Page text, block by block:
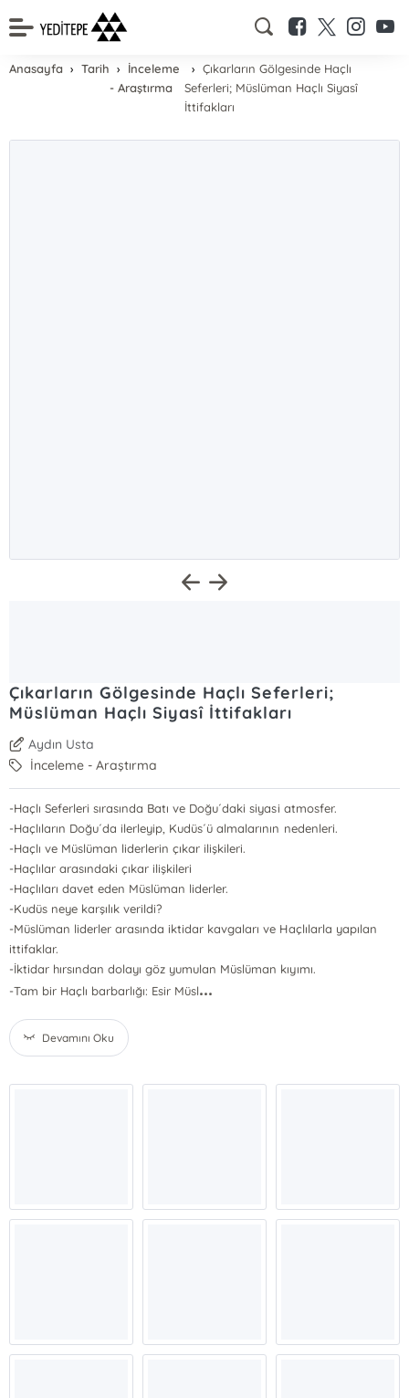
Anasayfa Tarih
İnceleme
- Araştırma
Çıkarların Gölgesinde Haçlı
Seferleri; Müslüman Haçlı Siyasî
İttifakları
Çıkarların Gölgesinde Haçlı Seferleri;
Müslüman Haçlı Siyasî İttifakları
Aydın Usta
İnceleme - Araştırma
-Haçlı Seferleri sırasında Batı ve Doğu´daki siyasi atmosfer.
-Haçlıların Doğu´da ilerleyip, Kudüs´ü almalarının nedenleri.
-Haçlı ve Müslüman liderlerin çıkar ilişkileri.
-Haçlılar arasındaki çıkar ilişkileri
-Haçlıları davet eden Müslüman liderler.
-Kudüs neye karşılık verildi?
-Müslüman liderler arasında iktidar kavgaları ve Haçlılarla yapılan
ittifaklar.
-İktidar hırsından dolayı göz yumulan Müslüman kıyımı.
-Tam bir Haçlı barbarlığı: Esir Müsl...
Devamını Oku